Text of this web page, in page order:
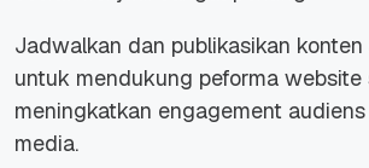
Jadwalkan dan publikasikan
untuk mendukung peforma website
meningkatkan engagement
media.